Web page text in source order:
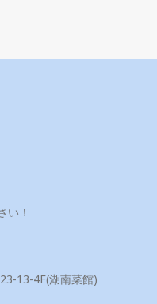
い！
13-4F(湖南菜館)